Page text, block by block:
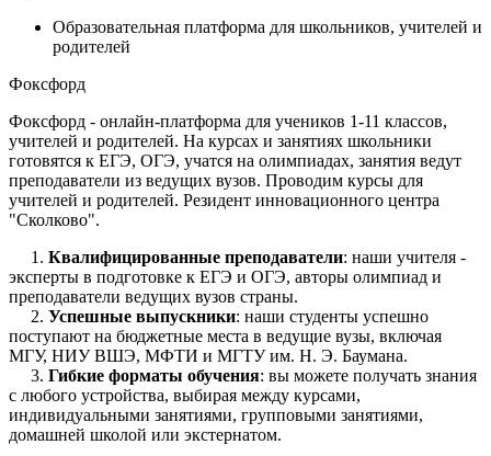
Образовательная платформа для школьников, учителей и
родителей
Фоксфорд
Фоксфорд - онлайн-платформа для учеников 1-11 классов,
учителей и родителей. На курсах и занятиях школьники
готовятся к ЕГЭ, ОГЭ, учатся на олимпиадах, занятия ведут
преподаватели из ведущих вузов. Проводим курсы для
учителей и родителей. Резидент инновационного центра
"Сколково".
1. Квалифицированные преподаватели: наши учителя -
эксперты в подготовке к ЕГЭ и ОГЭ, авторы олимпиад и
преподаватели ведущих вузов страны.
2. Успешные выпускники: наши студенты успешно
поступают на бюджетные места в ведущие вузы, включая
МГУ, НИУ ВШЭ, МФТИ и МГТУ им. Н. Э. Баумана.
3. Гибкие форматы обучения: вы можете получать знания
с любого устройства, выбирая между курсами,
индивидуальными занятиями, групповыми занятиями,
домашней школой или экстернатом.